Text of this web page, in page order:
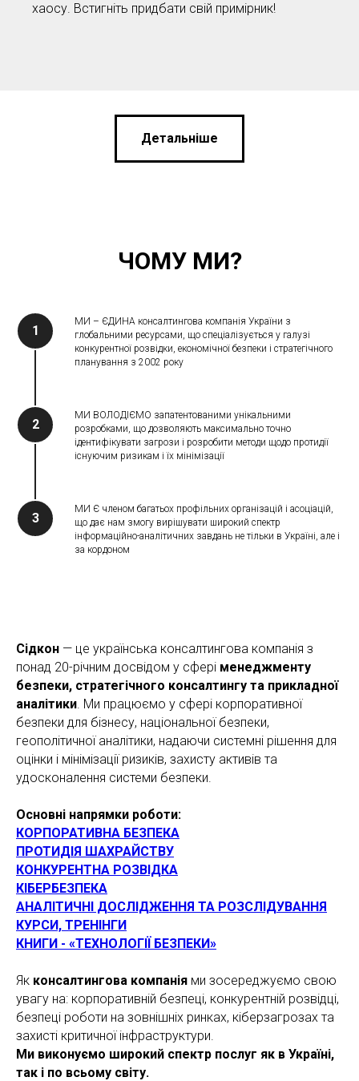
хаосу. Встигніть придбати свій примірник!
Детальніше
ЧОМУ МИ?
МИ – ЄДИНА консалтингова компанія України з
глобальними ресурсами, що спеціалізується у галузі
конкурентної розвідки, економічної безпеки і стратегічного
планування з 2002 року
МИ ВОЛОДІЄМО запатентованими унікальними
розробками, що дозволяють максимально точно
ідентифікувати загрози і розробити методи щодо протидії
існуючим ризикам і їх мінімізації
МИ Є членом багатьох профільних організацій і асоціацій,
що дає нам змогу вирішувати широкий спектр
інформаційно-аналітичних завдань не тільки в Україні, але і
за кордоном
Сідкон — це українська консалтингова компанія з
понад 20-річним досвідом у сфері менеджменту
безпеки, стратегічного консалтингу та прикладної
аналітики . Ми працюємо у сфері корпоративної
безпеки для бізнесу, національної безпеки,
геополітичної аналітики, надаючи системні рішення для
оцінки і мінімізації ризиків, захисту активів та
удосконалення системи безпеки.
Основні напрямки роботи:
КОРПОРАТИВНА БЕЗПЕКА
ПРОТИДІЯ ШАХРАЙСТВУ
КОНКУРЕНТНА РОЗВІДКА
КІБЕРБЕЗПЕКА
АНАЛІТИЧНІ ДОСЛІДЖЕННЯ ТА РОЗСЛІДУВАННЯ
КУРСИ, ТРЕНІНГИ
КНИГИ - «ТЕХНОЛОГІЇ БЕЗПЕКИ»
Як консалтингова компанія ми зосереджуємо свою
увагу на: корпоративній безпеці, конкурентній розвідці,
безпеці роботи на зовнішніх ринках, кіберзагрозах та
захисті критичної інфраструктури.
Ми виконуємо широкий спектр послуг як в Україні,
так і по всьому світу.